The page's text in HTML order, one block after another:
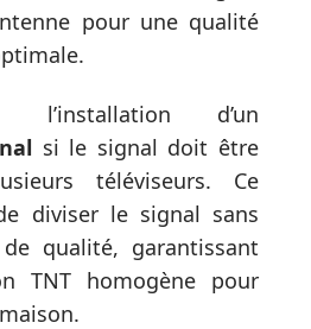
pour une qualité
l’installation d’un
si le signal doit être
téléviseurs. Ce
diviser le signal sans
qualité, garantissant
TNT homogène pour